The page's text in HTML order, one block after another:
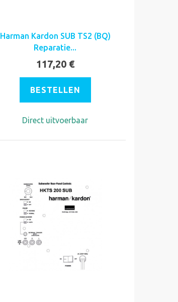
Harman Kardon SUB TS2 (BQ)
Reparatie...
117,20 €
BESTELLEN
Direct uitvoerbaar